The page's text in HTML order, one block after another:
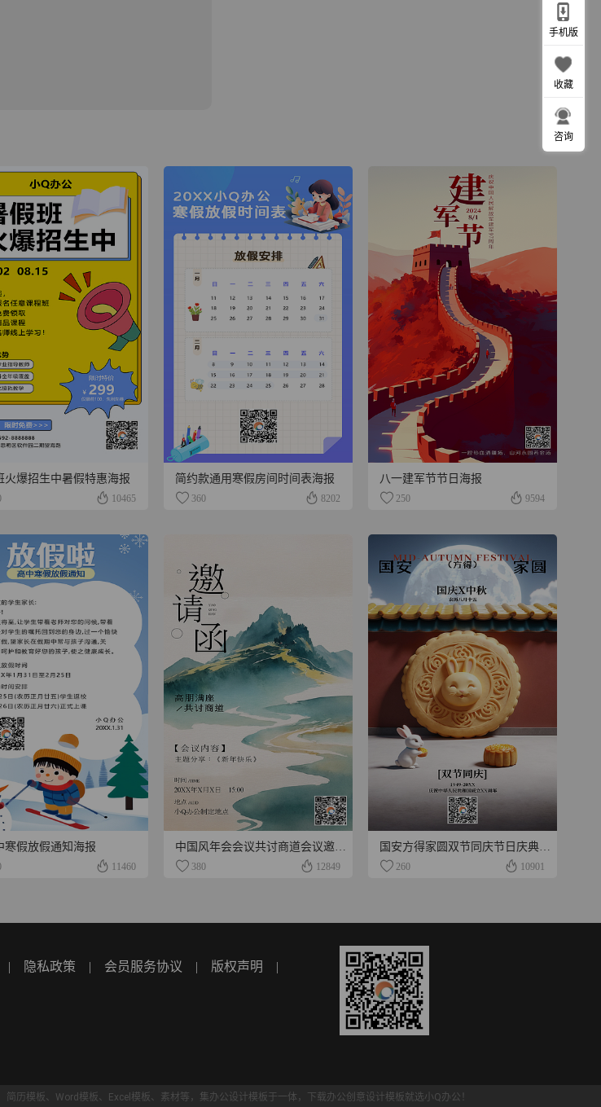
火爆招生中暑假特惠海报
10465
简约款通用寒假房间时间表海报
360 8202
八一建军节节日海报
250 9594
寒假放假通知海报
11460
中国风年会会议共讨商道会议邀请函海报
380 12849 260 10901
手机版
收藏
咨询
| 隐私政策 | 会员服务协议 | 版权声明 |
简历模板、 Word模板、Excel模板、素材等，集办公设计模板于一体，下载办公创意设计模板就选小Q办公！